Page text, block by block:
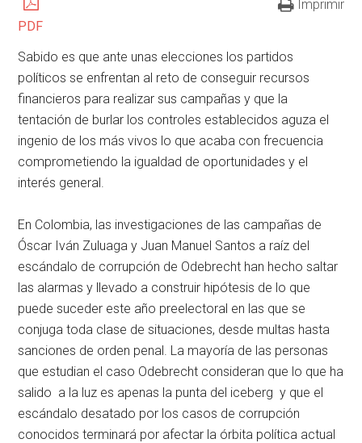
PDF
Imprimir
Sabido es que ante unas elecciones los partidos
políticos se enfrentan al reto de conseguir recursos
financieros para realizar sus campañas y que la
tentación de burlar los controles establecidos aguza el
ingenio de los más vivos lo que acaba con frecuencia
comprometiendo la igualdad de oportunidades y el
interés general.
En Colombia, las investigaciones de las campañas de
Óscar Iván Zuluaga y Juan Manuel Santos a raíz del
escándalo de corrupción de Odebrecht han hecho saltar
las alarmas y llevado a construir hipótesis de lo que
puede suceder este año preelectoral en las que se
conjuga toda clase de situaciones, desde multas hasta
sanciones de orden penal. La mayoría de las personas
que estudian el caso Odebrecht consideran que lo que ha
salido a la luz es apenas la punta del iceberg y que el
escándalo desatado por los casos de corrupción
conocidos terminará por afectar la órbita política actual